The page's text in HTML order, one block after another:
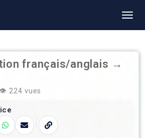
français/anglais →
👁️ 224 vues
WhatsApp
E‑mailCopier le lien